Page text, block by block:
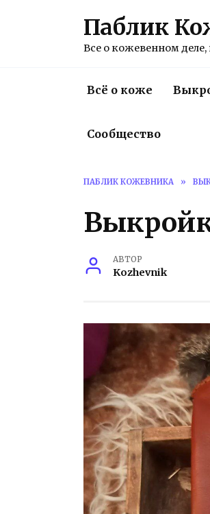
Паблик
Все о кожевенном
Всё о коже
Сообщество
ПАБЛИК КОЖЕВНИКА »
АВТОР
Kozhevnik